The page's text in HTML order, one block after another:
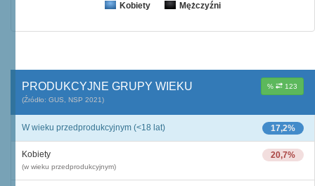
Kobiety Mężczyźni
% 123
PRODUKCYJNE GRUPY WIEKU
(Źródło: GUS, NSP 2021)
17,2%
W wieku przedprodukcyjnym (<18 lat)
20,7%
Kobiety
(w wieku przedprodukcyjnym)